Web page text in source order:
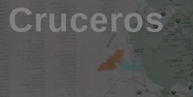
Cruceros